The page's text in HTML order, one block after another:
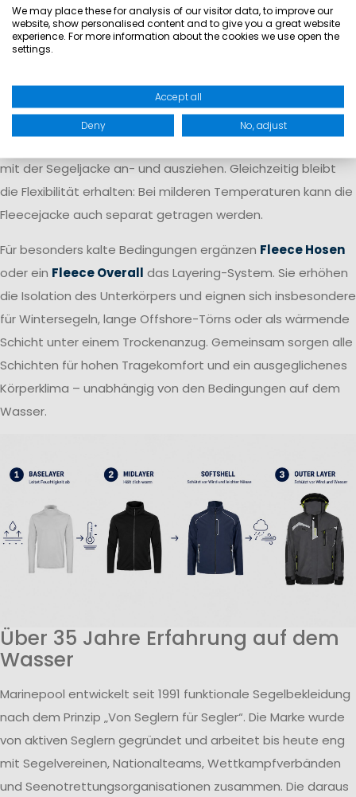
Ein besonderer Vorteil ausgewählter Marinepool
Fleecejacken ist die
und bilden so ein geschlossenes
Bekleidungssystem. Die Fleecejacke sitzt sicher in der
mit der Segeljacke an- und ausziehen. Gleichzeitig bleibt
die Flexibilität erhalten: Bei milderen Temperaturen kann die
Fleecejacke auch separat getragen werden.
Für besonders kalte Bedingungen ergänzen Fleece Hosen
oder ein Fleece Overall das Layering-System. Sie erhöhen
die Isolation des Unterkörpers und eignen sich insbesondere
für Wintersegeln, lange Offshore-Törns oder als wärmende
Schicht unter einem Trockenanzug. Gemeinsam sorgen alle
Schichten für hohen Tragekomfort und ein ausgeglichenes
Körperklima – unabhängig von den Bedingungen auf dem
Wasser.
Über 35 Jahre Erfahrung auf dem
Wasser
Marinepool entwickelt seit 1991 funktionale Segelbekleidung
nach dem Prinzip „Von Seglern für Segler“. Die Marke wurde
von aktiven Seglern gegründet und arbeitet bis heute eng
mit Segelvereinen, Nationalteams, Wettkampfverbänden
und Seenotrettungsorganisationen zusammen. Die daraus
We may place these for analysis of our visitor data, to improve our
website, show personalised content and to give you a great website
experience. For more information about the cookies we use open the
settings.
Accept all
Deny No, adjust